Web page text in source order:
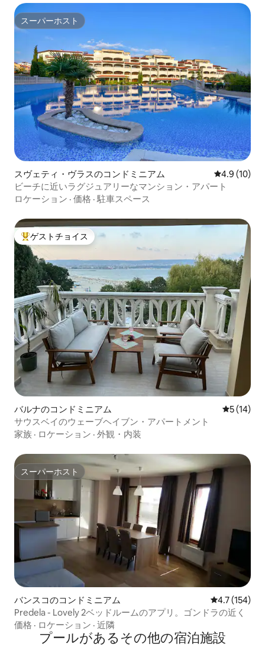
スーパーホスト
スーパーホスト
スヴェティ・ヴラスのコンドミニアム レビュー10
4.9 (10)
ビーチに近いラグジュアリーなマンション・アパート
ロケーション · 価格 ·駐車スペース
大好評のゲストチョイスです。
ゲストチョイス
バルナのコンドミニアム レビュー
5 (14)
サウスベイのウェーブヘイブン・アパートメント
家族 · ロケーション · 外観・内装
スーパーホスト
スーパーホスト
バンスコのコンドミニアム レビュー154
4.7 (154)
Predela - Lovely 2ベッドルームのアプリ。ゴンドラの近く
価格 · ロケーション · 近隣
プールがあるその他の宿泊施設